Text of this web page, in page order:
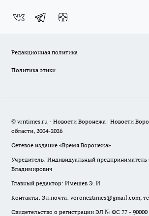
Редакционная политика
Политика этики
© vrntimes.ru - Новости Воронежа | Новости
области, 2004-2026
Сетевое издание «Время Воронежа»
Учредитель: Индивидуальный предприниматель
Владимирович
Главный редактор: Имешев Э. И.
Контакты: Эл.почта: voroneztimes@gmail.com,
Свидетельство о регистрации ЭЛ № ФС 77 - 90000